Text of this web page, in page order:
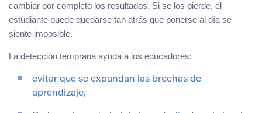
cambiar por completo los resultados. Si se los pierde, el
estudiante puede quedarse tan atrás que ponerse al día se
siente imposible.
La detección temprana ayuda a los educadores:
evitar que se expandan las brechas de
aprendizaje;